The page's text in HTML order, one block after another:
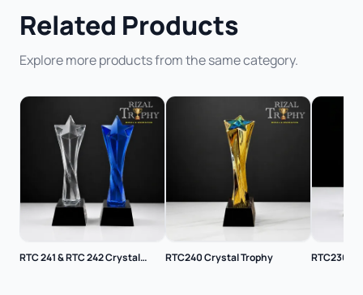
Related Products
Explore more products from the same category.
RTC 241 & RTC 242 Crystal
RTC240 Crystal Trophy RTC236